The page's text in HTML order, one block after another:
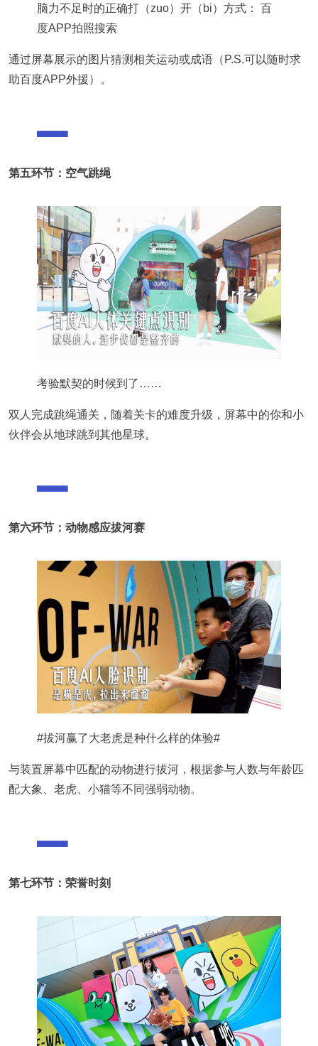
脑力不足时的正确打（zuo）开（bi）方式： 百
度APP拍照搜索
通过屏幕展示的图片猜测相关运动或成语（P.S.可以随时求
助百度APP外援）。
第五环节：空气跳绳
考验默契的时候到了……
双人完成跳绳通关，随着关卡的难度升级，屏幕中的你和小
伙伴会从地球跳到其他星球。
第六环节：动物感应拔河赛
#拔河赢了大老虎是种什么样的体验#
与装置屏幕中匹配的动物进行拔河，根据参与人数与年龄匹
配大象、老虎、小猫等不同强弱动物。
第七环节：荣誉时刻